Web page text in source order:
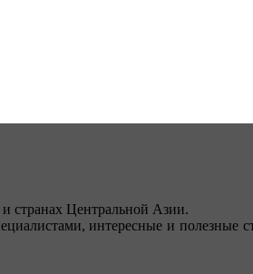
странах Центральной Азии.
интересные и полезные